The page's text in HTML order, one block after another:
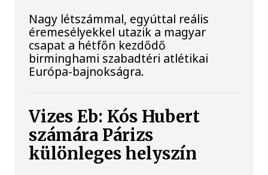
Nagy létszámmal, egyúttal reális
éremesélyekkel utazik a magyar
csapat a hétfőn kezdődő
birminghami szabadtéri atlétikai
Európa-bajnokságra.
Vizes Eb: Kós Hubert
számára Párizs
különleges helyszín